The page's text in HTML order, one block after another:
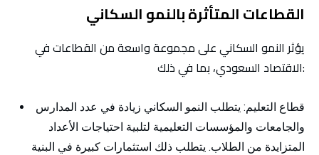
القطاعات المتأثرة بالنمو السكاني
يؤثر النمو السكاني على مجموعة واسعة من القطاعات في
الاقتصاد السعودي، بما في ذلك:
قطاع التعليم: يتطلب النمو السكاني زيادة في عدد المدارس
والجامعات والمؤسسات التعليمية لتلبية احتياجات الأعداد
المتزايدة من الطلاب. يتطلب ذلك استثمارات كبيرة في البنية